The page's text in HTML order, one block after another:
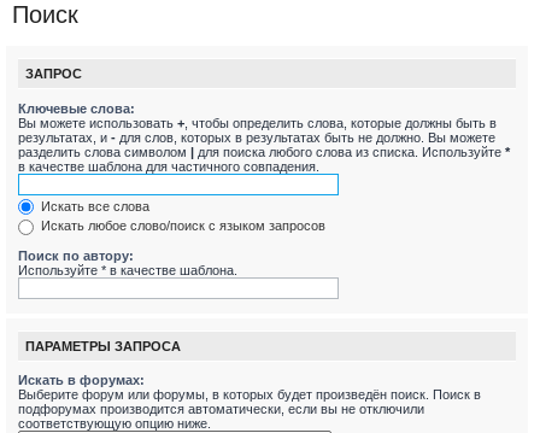
Поиск
ЗАПРОС
Ключевые слова:
Вы можете использовать + , чтобы определить слова, которые должны быть в
результатах, и - для слов, которых в результатах быть не должно. Вы можете
разделить слова символом | для поиска любого слова из списка. Используйте *
в качестве шаблона для частичного совпадения.
Искать все слова
Искать любое слово/поиск с языком запросов
Поиск по автору:
Используйте * в качестве шаблона.
ПАРАМЕТРЫ ЗАПРОСА
Искать в форумах:
Выберите форум или форумы, в которых будет произведён поиск. Поиск в
подфорумах производится автоматически, если вы не отключили
соответствующую опцию ниже.